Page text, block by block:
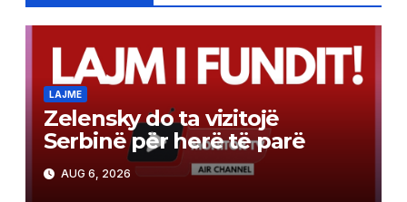
LAJME
Zelensky do ta vizitojë
Serbinë për herë të parë
AUG 6, 2026